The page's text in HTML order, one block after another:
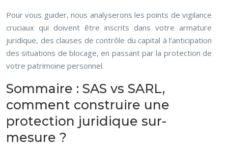
Pour vous guider, nous analyserons les points de vigilance
cruciaux qui doivent être inscrits dans votre armature
juridique, des clauses de contrôle du capital à l’anticipation
des situations de blocage, en passant par la protection de
votre patrimoine personnel.
Sommaire : SAS vs SARL,
comment construire une
protection juridique sur-
mesure ?